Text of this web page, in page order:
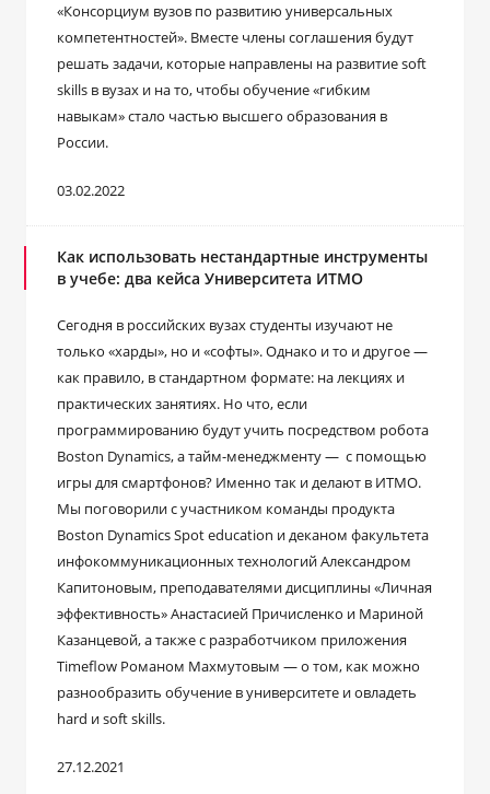
«Консорциум вузов по развитию универсальных
компетентностей». Вместе члены соглашения будут
решать задачи, которые направлены на развитие soft
skills в вузах и на то, чтобы обучение «гибким
навыкам» стало частью высшего образования в
России.
03.02.2022
Как использовать нестандартные инструменты
в учебе: два кейса Университета ИТМО
Сегодня в российских вузах студенты изучают не
только «харды», но и «софты». Однако и то и другое —
как правило, в стандартном формате: на лекциях и
практических занятиях. Но что, если
программированию будут учить посредством робота
Boston Dynamics, а тайм-менеджменту — с помощью
игры для смартфонов? Именно так и делают в ИТМО.
Мы поговорили с участником команды продукта
Boston Dynamics Spot education и деканом факультета
инфокоммуникационных технологий Александром
Капитоновым, преподавателями дисциплины «Личная
эффективность» Анастасией Причисленко и Мариной
Казанцевой, а также с разработчиком приложения
Timeflow Романом Махмутовым — о том, как можно
разнообразить обучение в университете и овладеть
hard и soft skills.
27.12.2021